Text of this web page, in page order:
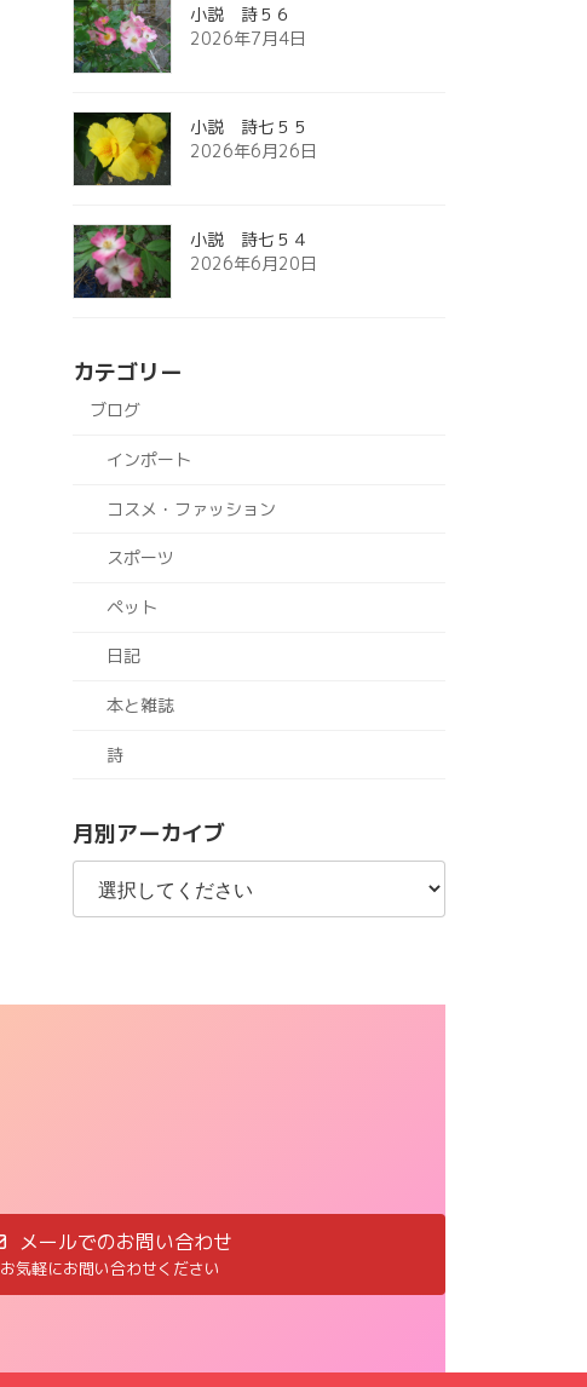
小説 詩５６
2026年7月4日
小説 詩七５５
2026年6月26日
小説 詩七５４
2026年6月20日
カテゴリー
ブログ
インポート
コスメ・ファッション
スポーツ
ペット
日記
本と雑誌
詩
月別アーカイブ
メールでのお問い合わせ
お気軽にお問い合わせください